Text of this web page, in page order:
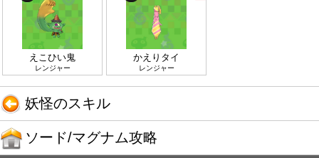
えこひい鬼
レンジャー
かえりタイ
レンジャー
妖怪のスキル
ソード/マグナム攻略